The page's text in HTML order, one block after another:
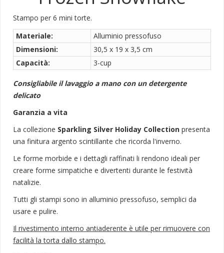
Stampo per 6 mini torte.
Materiale:
Alluminio pressofuso
Dimensioni:
30,5 x 19 x 3,5 cm
Capacità:
3-cup
Consigliabile il lavaggio a mano con un detergente
delicato
Garanzia a vita
La collezione Sparkling Silver Holiday Collection presenta
una finitura argento scintillante che ricorda l'inverno.
Le forme morbide e i dettagli raffinati li rendono ideali per
creare forme simpatiche e divertenti durante le festività
natalizie.
Tutti gli stampi sono in alluminio pressofuso, semplici da
usare e pulire.
Il rivestimento interno antiaderente è utile per rimuovere con
facilità la torta dallo stampo.